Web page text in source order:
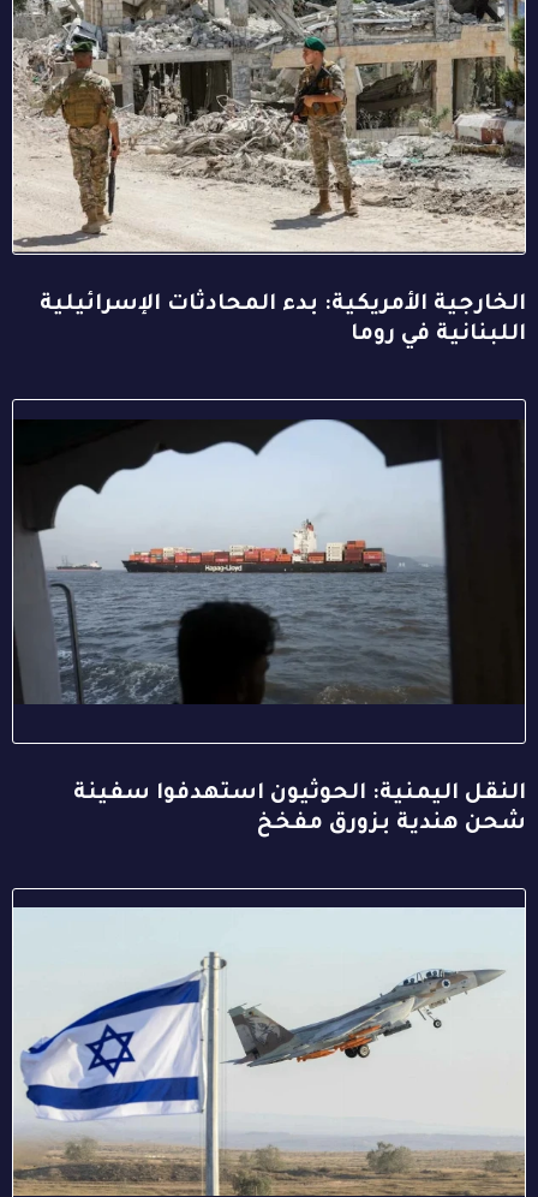
الخارجية الأمريكية: بدء المحادثات الإسرائيلية
اللبنانية في روما
النقل اليمنية: الحوثيون استهدفوا سفينة
شحن هندية بزورق مفخخ